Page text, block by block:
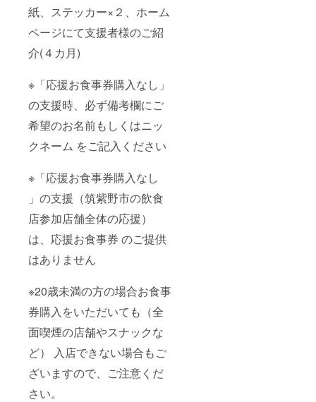
紙、ステッカー×２、ホーム
ページにて支援者様のご紹
介(４カ月)
※「応援お食事券購入なし」
の支援時、必ず備考欄にご
希望のお名前もしくはニッ
クネーム をご記入ください
※「応援お食事券購入なし
」の支援（筑紫野市の飲食
店参加店舗全体の応援）
は、応援お食事券 のご提供
はありません
※20歳未満の方の場合お食事
券購入をいただいても（全
面喫煙の店舗やスナックな
ど） 入店できない場合もご
ざいますので、ご注意くだ
さい。